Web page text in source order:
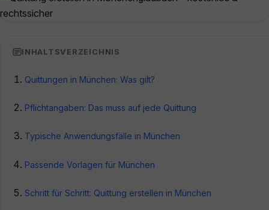
INHALTSVERZEICHNIS
Quittungen in München: Was gilt?
Pflichtangaben: Das muss auf jede Quittung
Typische Anwendungsfälle in München
Passende Vorlagen für München
Schritt für Schritt: Quittung erstellen in München